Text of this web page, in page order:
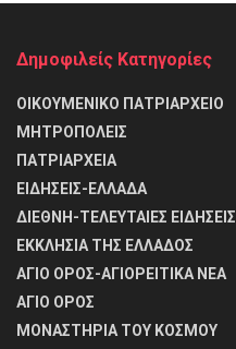
Δημοφιλείς Κατηγορίες
ΟΙΚΟΥΜΕΝΙΚΟ ΠΑΤΡΙΑΡΧΕΙΟ
ΜΗΤΡΟΠΟΛΕΙΣ
ΠΑΤΡΙΑΡΧΕΙΑ
ΕΙΔΗΣΕΙΣ-ΕΛΛΑΔΑ
ΔΙΕΘΝΗ-ΤΕΛΕΥΤΑΙΕΣ ΕΙΔΗΣΕΙΣ
ΕΚΚΛΗΣΙΑ ΤΗΣ ΕΛΛΑΔΟΣ
ΑΓΙΟ ΟΡΟΣ-ΑΓΙΟΡΕΙΤΙΚΑ ΝΕΑ
ΑΓΙΟ ΟΡΟΣ
ΜΟΝΑΣΤΗΡΙΑ ΤΟΥ ΚΟΣΜΟΥ